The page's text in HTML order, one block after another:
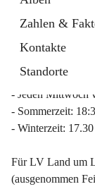
Zahlen &
Kontakte
Standorte
Lauftreff
- Jeden Mittwoch
- Sommerzeit:
- Winterzeit:
Für LV Land um
(ausgenommen